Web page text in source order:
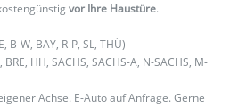
vor Ihre Haustüre.
B-W, BAY, R-P, SL, THÜ)
BRE, HH, SACHS, SACHS-A, N-SACHS, M-
Achse. E-Auto auf Anfrage. Gerne